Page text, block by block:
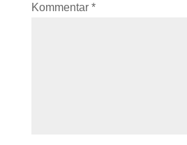
Kommentar *